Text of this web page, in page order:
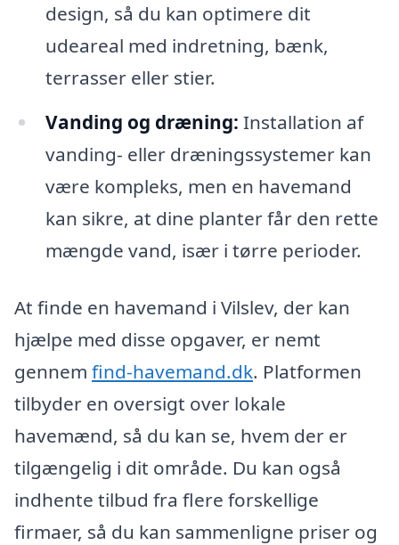
design, så du kan optimere dit
udeareal med indretning, bænk,
terrasser eller stier.
Vanding og dræning: Installation af
vanding- eller dræningssystemer kan
være kompleks, men en havemand
kan sikre, at dine planter får den rette
mængde vand, især i tørre perioder.
At finde en havemand i Vilslev, der kan
hjælpe med disse opgaver, er nemt
gennem find-havemand.dk. Platformen
tilbyder en oversigt over lokale
havemænd, så du kan se, hvem der er
tilgængelig i dit område. Du kan også
indhente tilbud fra flere forskellige
firmaer, så du kan sammenligne priser og